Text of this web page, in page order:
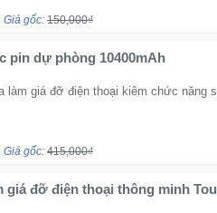
Giá gốc: 150,000₫
Giá đỡ kiêm sạc pin dự phòng 10400mAh
giá đỡ điện thoại kiêm chức năng
Giá gốc: 415,000₫
giá đỡ điện thoại thông minh